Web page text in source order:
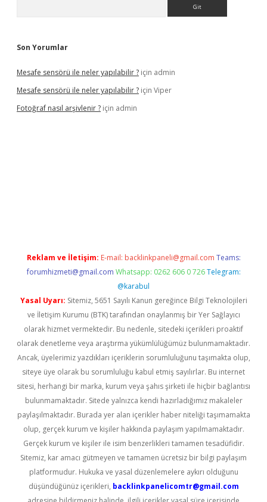
Son Yorumlar
Mesafe sensörü ile neler yapılabilir ? için admin
Mesafe sensörü ile neler yapılabilir ? için Viper
Fotoğraf nasıl arşivlenir ? için admin
Reklam ve İletişim: E-mail: backlinkpaneli@gmail.com Teams:
forumhizmeti@gmail.com Whatsapp: 0262 606 0 726 Telegram:
@karabul
Yasal Uyarı: Sitemiz, 5651 Sayılı Kanun gereğince Bilgi Teknolojileri
ve İletişim Kurumu (BTK) tarafından onaylanmış bir Yer Sağlayıcı
olarak hizmet vermektedir. Bu nedenle, sitedeki içerikleri proaktif
olarak denetleme veya araştırma yükümlülüğümüz bulunmamaktadır.
Ancak, üyelerimiz yazdıkları içeriklerin sorumluluğunu taşımakta olup,
siteye üye olarak bu sorumluluğu kabul etmiş sayılırlar. Bu internet
sitesi, herhangi bir marka, kurum veya şahıs şirketi ile hiçbir bağlantısı
bulunmamaktadır. Sitede yalnızca kendi hazırladığımız makaleler
paylaşılmaktadır. Burada yer alan içerikler haber niteliği taşımamakta
olup, gerçek kurum ve kişiler hakkında paylaşım yapılmamaktadır.
Gerçek kurum ve kişiler ile isim benzerlikleri tamamen tesadüfidir.
Sitemiz, kar amacı gütmeyen ve tamamen ücretsiz bir bilgi paylaşım
platformudur. Hukuka ve yasal düzenlemelere aykırı olduğunu
düşündüğünüz içerikleri, backlinkpanelicomtr@gmail.com